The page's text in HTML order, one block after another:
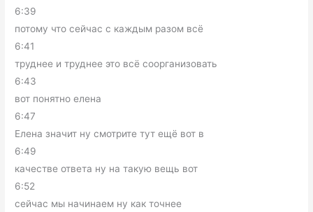
6:39
потому что сейчас с каждым разом всё
6:41
труднее и труднее это всё соорганизовать
6:43
вот понятно елена
6:47
Елена значит ну смотрите тут ещё вот в
6:49
качестве ответа ну на такую вещь вот
6:52
сейчас мы начинаем ну как точнее